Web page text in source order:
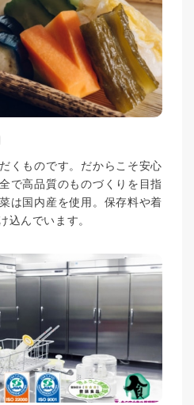
くものです。だからこそ安心
で高品質のものづくりを目指
は国内産を使用。保存料や着
込んでいます。